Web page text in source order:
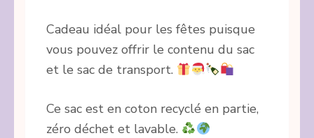
Cadeau idéal pour les fêtes puisque
vous pouvez offrir le contenu du sac
et le sac de transport.
Ce sac est en coton recyclé en partie,
zéro déchet et lavable.